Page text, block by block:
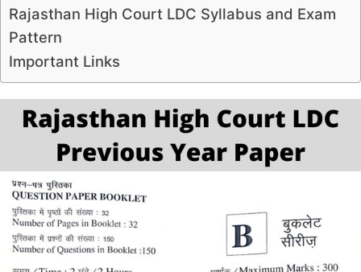
Rajasthan High Court LDC Syllabus and Exam
Pattern
Important Links